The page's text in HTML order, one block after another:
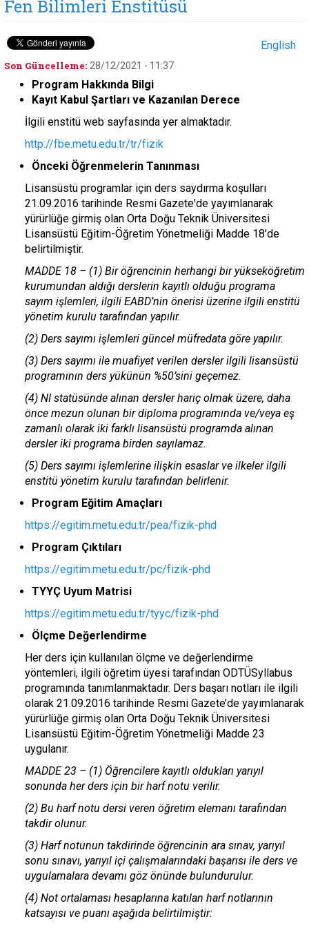
Fen Bilimleri Enstitüsü
Son Güncelleme: 28/12/2021 - 11:37
English
Program Hakkında Bilgi
Kayıt Kabul Şartları ve Kazanılan Derece
İlgili enstitü web sayfasında yer almaktadır.
http://fbe.metu.edu.tr/tr/fizik
Önceki Öğrenmelerin Tanınması
Lisansüstü programlar için ders saydırma koşulları
21.09.2016 tarihinde Resmi Gazete'de yayımlanarak
yürürlüğe girmiş olan Orta Doğu Teknik Üniversitesi
Lisansüstü Eğitim-Öğretim Yönetmeliği Madde 18'de
belirtilmiştir.
MADDE 18 – (1) Bir öğrencinin herhangi bir yükseköğretim
kurumundan aldığı derslerin kayıtlı olduğu programa
sayım işlemleri, ilgili EABD’nin önerisi üzerine ilgili enstitü
yönetim kurulu tarafından yapılır.
(2) Ders sayımı işlemleri güncel müfredata göre yapılır.
(3) Ders sayımı ile muafiyet verilen dersler ilgili lisansüstü
programının ders yükünün %50’sini geçemez.
(4) NI statüsünde alınan dersler hariç olmak üzere, daha
önce mezun olunan bir diploma programında ve/veya eş
zamanlı olarak iki farklı lisansüstü programda alınan
dersler iki programa birden sayılamaz.
(5) Ders sayımı işlemlerine ilişkin esaslar ve ilkeler ilgili
enstitü yönetim kurulu tarafından belirlenir.
Program Eğitim Amaçları
https://egitim.metu.edu.tr/pea/fizik-phd
Program Çıktıları
https://egitim.metu.edu.tr/pc/fizik-phd
TYYÇ Uyum Matrisi
https://egitim.metu.edu.tr/tyyc/fizik-phd
Ölçme Değerlendirme
Her ders için kullanılan ölçme ve değerlendirme
yöntemleri, ilgili öğretim üyesi tarafından ODTÜSyllabus
programında tanımlanmaktadır. Ders başarı notları ile ilgili
olarak 21.09.2016 tarihinde Resmi Gazete’de yayımlanarak
yürürlüğe girmiş olan Orta Doğu Teknik Üniversitesi
Lisansüstü Eğitim-Öğretim Yönetmeliği Madde 23
uygulanır.
MADDE 23 – (1) Öğrencilere kayıtlı oldukları yarıyıl
sonunda her ders için bir harf notu verilir.
(2) Bu harf notu dersi veren öğretim elemanı tarafından
takdir olunur.
(3) Harf notunun takdirinde öğrencinin ara sınav, yarıyıl
sonu sınavı, yarıyıl içi çalışmalarındaki başarısı ile ders ve
uygulamalara devamı göz önünde bulundurulur.
(4) Not ortalaması hesaplarına katılan harf notlarının
katsayısı ve puanı aşağıda belirtilmiştir: